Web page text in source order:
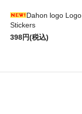
Dahon logo Logo
Stickers
398円(税込)